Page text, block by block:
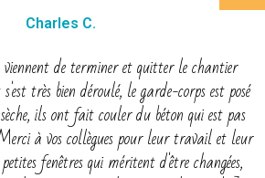
Charles C.
viennent de terminer et quitter le chantier
très bien déroulé, le garde-corps est posé
ils ont fait couler du béton qui est pas
à vos collègues pour leur travail et leur
fenêtres qui méritent d'être changées,